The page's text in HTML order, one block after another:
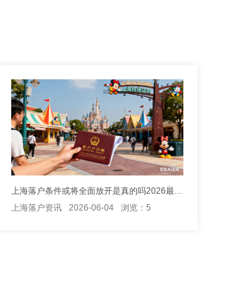
上海落户条件或将全面放开是真的吗2026最新政策解析
上海落户资讯
2026-06-04 浏览：5